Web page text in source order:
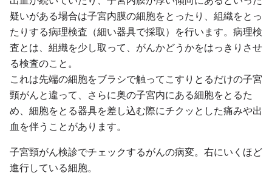
疑いがある場合は子宮内膜の細胞をとったり、組織をとっ
たりする病理検査（細い器具で採取）を行います。病理検
査とは、組織を少し取って、がんかどうかをはっきりさせ
る検査のこと。
これは先端の細胞をブラシで触ってこすりとるだけの子宮
頸がんと違って、さらに奥の子宮内にある細胞をとるた
め、細胞をとる器具を差し込む際にチクッとした痛みや出
血を伴うことがあります。
子宮頸がん検診でチェックするがんの病変。右にいくほど
進行している細胞。